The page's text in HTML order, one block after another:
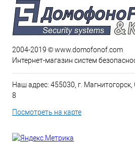
2004-2019 © www.domofonof.com
Интернет-магазин систем
Наш адрес: 455030, г. Магнитогорск,
8
Посмотреть на карте